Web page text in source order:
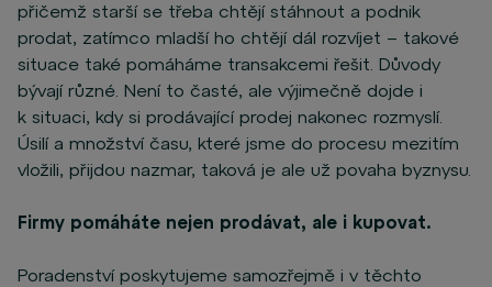
přičemž starší se třeba chtějí stáhnout a podnik
prodat, zatímco mladší ho chtějí dál rozvíjet – takové
situace také pomáháme transakcemi řešit. Důvody
bývají různé. Není to časté, ale výjimečně dojde i
k situaci, kdy si prodávající prodej nakonec rozmyslí.
Úsilí a množství času, které jsme do procesu mezitím
vložili, přijdou nazmar, taková je ale už povaha byznysu.
Firmy pomáháte nejen prodávat, ale i kupovat.
Poradenství poskytujeme samozřejmě i v těchto